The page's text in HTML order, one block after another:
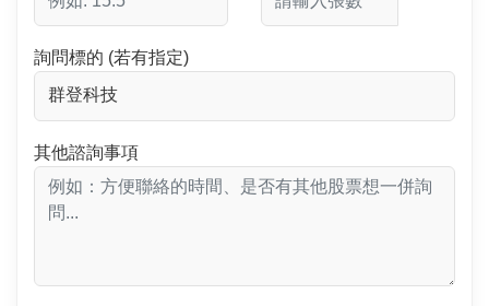
詢問標的 (若有指定)
其他諮詢事項